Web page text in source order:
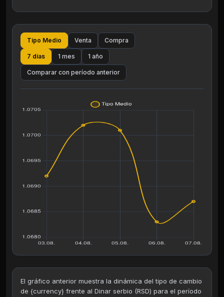
Tipo Medio Venta Compra
7 días 1 mes 1 año
Comparar con período anterior
El gráfico anterior muestra la dinámica del tipo de cambio
de {currency} frente al Dinar serbio (RSD) para el período